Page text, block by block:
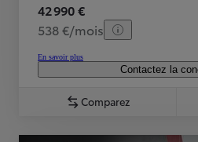
42 990 €
538 €/mois
En savoir plus
Contactez la
Comparez